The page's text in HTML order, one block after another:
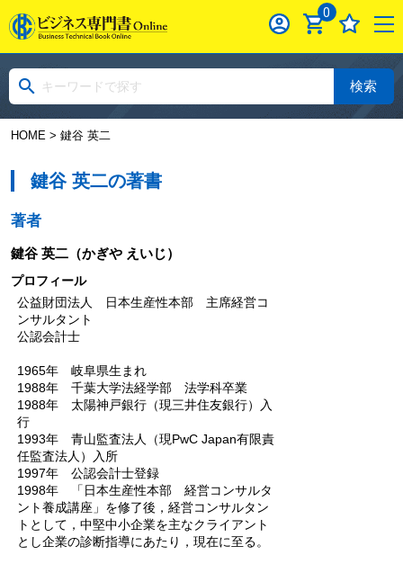
0
検索
HOME> 鍵谷 英二
鍵谷 英二の著書
著者
鍵谷 英二（かぎや えいじ）
プロフィール
公益財団法人 日本生産性本部 主席経営コ
ンサルタント
公認会計士
1965年 岐阜県生まれ
1988年 千葉大学法経学部 法学科卒業
1988年 太陽神戸銀行（現三井住友銀行）入
行
1993年 青山監査法人（現PwC Japan有限責
任監査法人）入所
1997年 公認会計士登録
1998年 「日本生産性本部 経営コンサルタ
ント養成講座」を修了後，経営コンサルタン
トとして，中堅中小企業を主なクライアント
とし企業の診断指導にあたり，現在に至る。